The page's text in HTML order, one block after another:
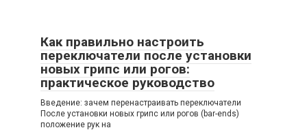
Как правильно настроить
переключатели после установки
новых грипс или рогов:
практическое руководство
Введение: зачем перенастраивать переключатели
После установки новых грипс или рогов (bar-ends)
положение рук на